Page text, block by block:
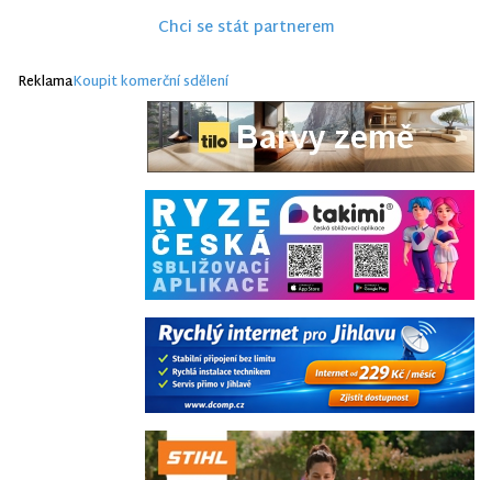
Chci se stát partnerem
ReklamaKoupit komerční sdělení